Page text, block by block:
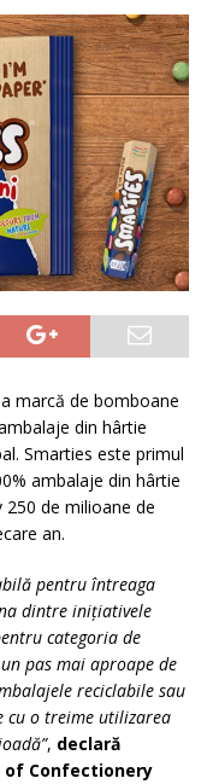
marcă de bomboane
din hârtie
Smarties este primul
ambalaje din hârtie
de milioane de
an.
pentru întreaga
dintre inițiativele
categoria de
pas mai aproape de
reciclabile sau
cu o treime utilizarea
, declară
of Confectionery